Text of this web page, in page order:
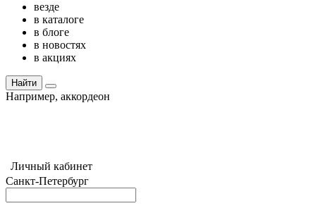
везде
в каталоге
в блоге
в новостях
в акциях
Найти
Например, аккордеон
Личный кабинет
Санкт-Петербург